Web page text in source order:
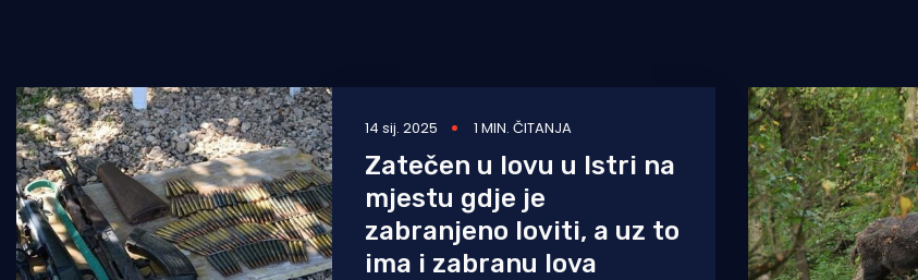
Turizam i nautika
Pomorstvo
Ribolov
Ekologija
Tradicija i kultura
14 sij. 2025 1 MIN. ČITANJA
Zatečen u lovu u Istri na
mjestu gdje je
zabranjeno loviti, a uz to
ima i zabranu lova